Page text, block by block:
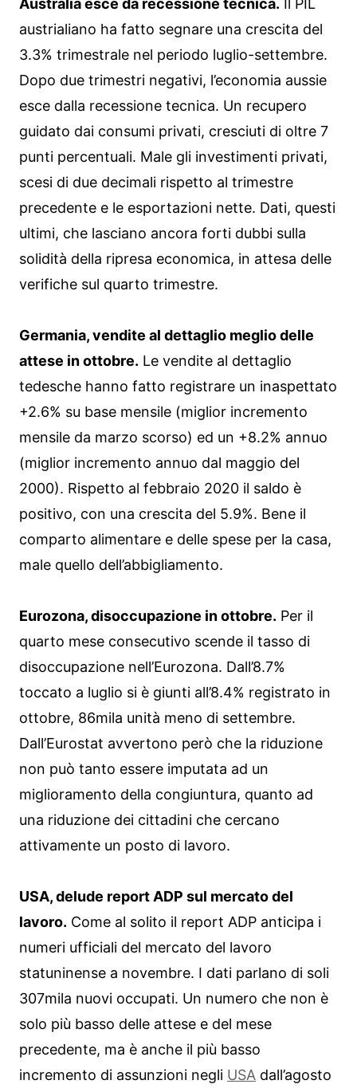
Australia esce da recessione tecnica. Il PIL
austrialiano ha fatto segnare una crescita del
3.3% trimestrale nel periodo luglio-settembre.
Dopo due trimestri negativi, l’economia aussie
esce dalla recessione tecnica. Un recupero
guidato dai consumi privati, cresciuti di oltre 7
punti percentuali. Male gli investimenti privati,
scesi di due decimali rispetto al trimestre
precedente e le esportazioni nette. Dati, questi
ultimi, che lasciano ancora forti dubbi sulla
solidità della ripresa economica, in attesa delle
verifiche sul quarto trimestre.
Germania, vendite al dettaglio meglio delle
attese in ottobre. Le vendite al dettaglio
tedesche hanno fatto registrare un inaspettato
+2.6% su base mensile (miglior incremento
mensile da marzo scorso) ed un +8.2% annuo
(miglior incremento annuo dal maggio del
2000). Rispetto al febbraio 2020 il saldo è
positivo, con una crescita del 5.9%. Bene il
comparto alimentare e delle spese per la casa,
male quello dell’abbigliamento.
Eurozona, disoccupazione in ottobre. Per il
quarto mese consecutivo scende il tasso di
disoccupazione nell’Eurozona. Dall’8.7%
toccato a luglio si è giunti all’8.4% registrato in
ottobre, 86mila unità meno di settembre.
Dall’Eurostat avvertono però che la riduzione
non può tanto essere imputata ad un
miglioramento della congiuntura, quanto ad
una riduzione dei cittadini che cercano
attivamente un posto di lavoro.
USA, delude report ADP sul mercato del
lavoro. Come al solito il report ADP anticipa i
numeri ufficiali del mercato del lavoro
statuninense a novembre. I dati parlano di soli
307mila nuovi occupati. Un numero che non è
solo più basso delle attese e del mese
precedente, ma è anche il più basso
incremento di assunzioni negli USA dall’agosto